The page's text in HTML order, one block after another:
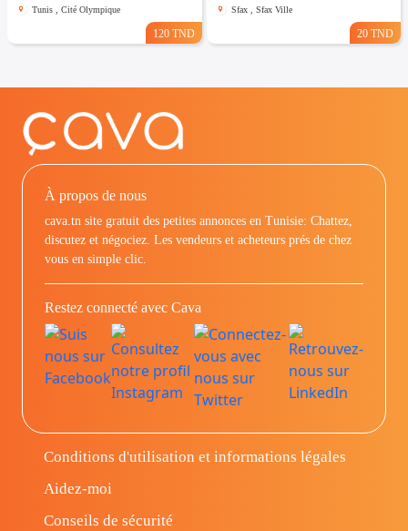
Tunis , Cité Olympique
120 TND
Sfax , Sfax Ville
20 TND
À propos de nous
cava.tn site gratuit des petites annonces en Tunisie: Chattez,
discutez et négociez. Les vendeurs et acheteurs prés de chez
vous en simple clic.
Restez connecté avec Cava
Conditions d'utilisation et informations légales
Aidez-moi
Conseils de sécurité